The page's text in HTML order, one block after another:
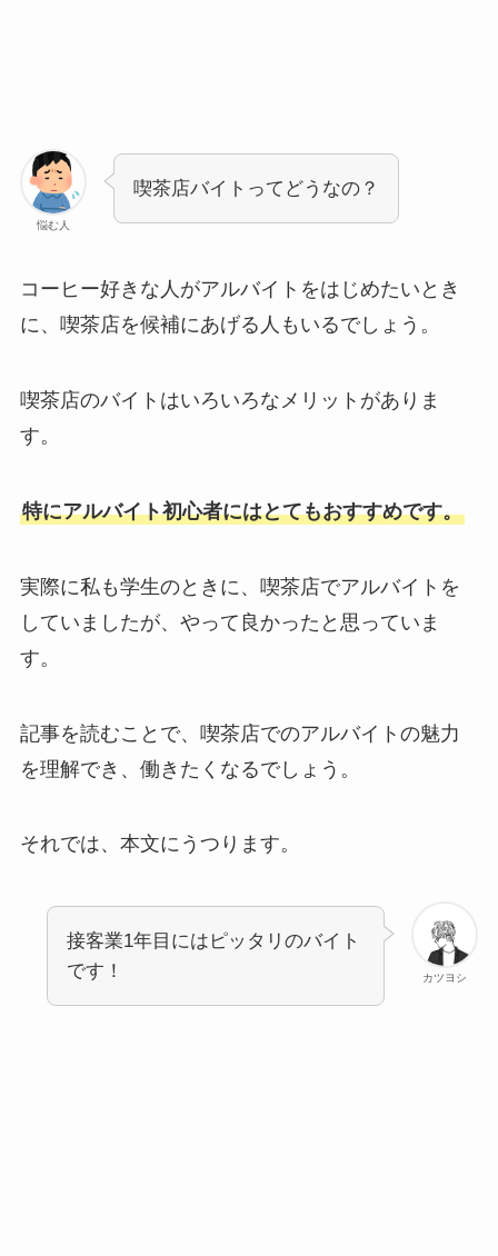
悩む人
喫茶店バイトってどうなの？
コーヒー好きな人がアルバイトをはじめたいとき
に、喫茶店を候補にあげる人もいるでしょう。
喫茶店のバイトはいろいろなメリットがありま
す。
特にアルバイト初心者にはとてもおすすめです。
実際に私も学生のときに、喫茶店でアルバイトを
していましたが、やって良かったと思っていま
す。
記事を読むことで、喫茶店でのアルバイトの魅力
を理解でき、働きたくなるでしょう。
それでは、本文にうつります。
カツヨシ
接客業1年目にはピッタリのバイト
です！